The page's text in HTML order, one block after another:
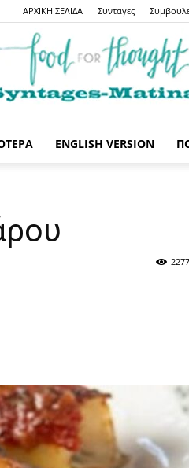
ΑΡΧΙΚΗ ΣΕΛΙΔΑ Συνταγες
ENGLISH VERSION
2277